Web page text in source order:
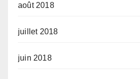
août 2018
juillet 2018
juin 2018